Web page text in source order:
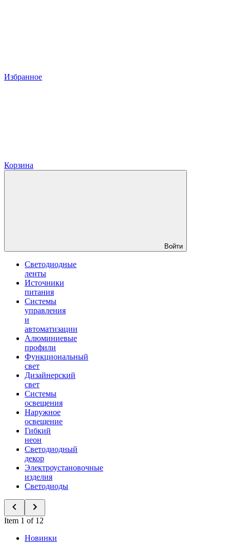
Избранное
Корзина
Войти
Светодиодные
ленты
Источники
питания
Системы
управления
и
автоматизации
Алюминиевые
профили
Функциональный
свет
Дизайнерский
свет
Системы
освещения
Наружное
освещение
Гибкий
неон
Светодиодный
декор
Электроустановочные
изделия
Светодиоды
Item 1 of 12
Новинки